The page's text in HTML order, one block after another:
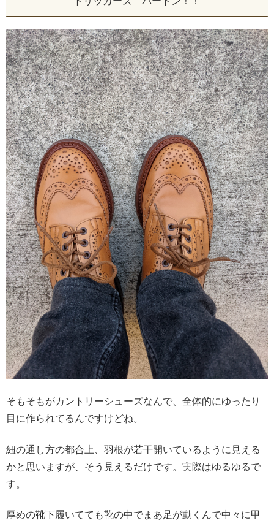
そもそもがカントリーシューズなんで、全体的にゆったり
目に作られてるんですけどね。
紐の通し方の都合上、羽根が若干開いているように見える
かと思いますが、そう見えるだけです。実際はゆるゆるで
す。
厚めの靴下履いてても靴の中でまあ足が動くんで中々に甲